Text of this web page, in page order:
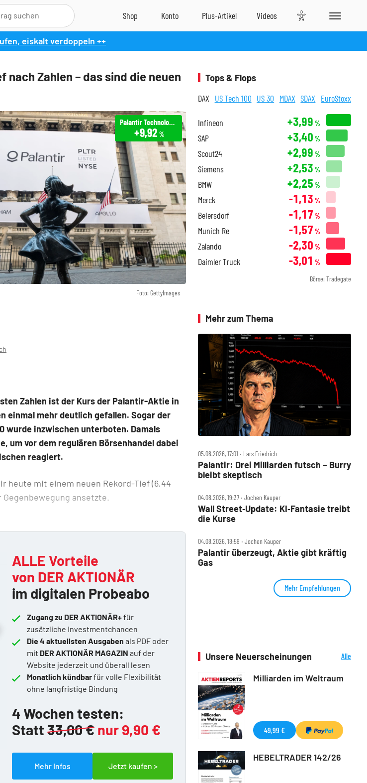
eiskalt verdoppeln ++
nach Zahlen – das sind die neuen
Foto: GettyImages
Palantir Technologies
+9,92%
Zahlen ist der Kurs der Palantir-Aktie in
einmal mehr deutlich gefallen. Sogar der
wurde inzwischen unterboten. Damals
um vor dem regulären Börsenhandel dabei
reagiert.
heute mit einem neuen Rekord-Tief (6,44
ansetzte.
ALLE Vorteile
von DER AKTIONÄR
im digitalen Probeabo
Zugang zu DER AKTIONÄR+für
zusätzliche Investmentchancen
Die 4 aktuellsten Ausgaben als PDF oder
mit DER AKTIONÄR MAGAZIN auf der
Website jederzeit und überall lesen
Monatlich kündbarfür volle Flexibilität
ohne langfristige Bindung
4 Wochen testen:
Statt 33,00 € nur 9,90 €
Mehr Infos Jetzt kaufen >
Tops & Flops
DAX US Tech 100 US 30 MDAX SDAX EuroStoxx
Infineon +3,99 %
SAP +3,40 %
Scout24 +2,99 %
Siemens +2,53 %
BMW +2,25 %
Merck -1,13 %
Beiersdorf -1,17 %
Munich Re -1,57 %
Zalando -2,30 %
Daimler Truck -3,01 %
Börse: Tradegate
Mehr zum Thema
05.08.2026, 17:01 ‧ Lars Friedrich
Palantir: Drei Milliarden futsch – Burry
bleibt skeptisch
04.08.2026, 19:37 ‧ Jochen Kauper
Wall Street‑Update: KI‑Fantasie treibt
die Kurse
04.08.2026, 18:59 ‧ Jochen Kauper
Palantir überzeugt, Aktie gibt kräftig
Gas
Mehr Empfehlungen
Unsere Neuerscheinungen
Alle
Milliarden im Weltraum
49,99 €
HEBELTRADER 142/26